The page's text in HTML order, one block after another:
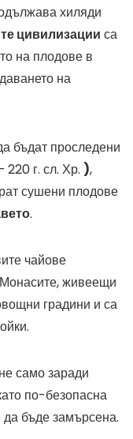
хиляди
цивилизации са
на плодове в
на
бъдат проследени
220 г. сл. Хр. ),
сушени плодове
.
чайове
живеещи
градини и са
само заради
по-безопасна
бъде замърсена.